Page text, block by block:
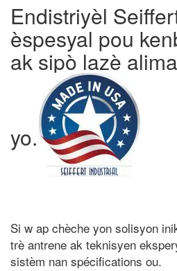
Endistriyèl
èspesyal pou
ak sipò lazè
yo.
Si w ap chèche yon solisyon
trè antrene ak teknisyen
sistèm nan spécifications ou.